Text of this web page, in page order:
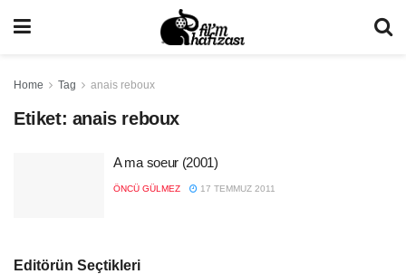
Home Tag anais reboux
Etiket: anais reboux
A ma soeur (2001)
ÖNCÜ GÜLMEZ 17 TEMMUZ 2011
Editörün Seçtikleri